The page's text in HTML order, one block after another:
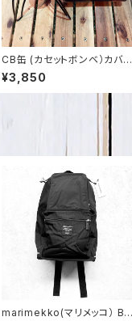
CB缶 (カセットボンベ）カバ
迷彩柄イタリアンレザー 日本
製 SPO-002-1
¥3,850
marimekko(マリメッコ） BU